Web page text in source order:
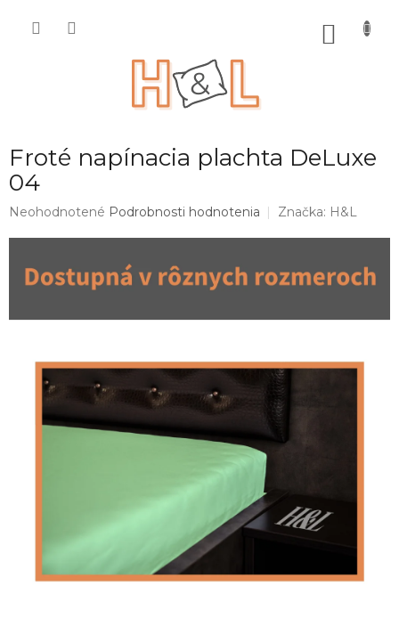
Froté napínacia plachta DeLuxe
04
Priemerné
Neohodnotené Podrobnosti hodnotenia Značka: H&L